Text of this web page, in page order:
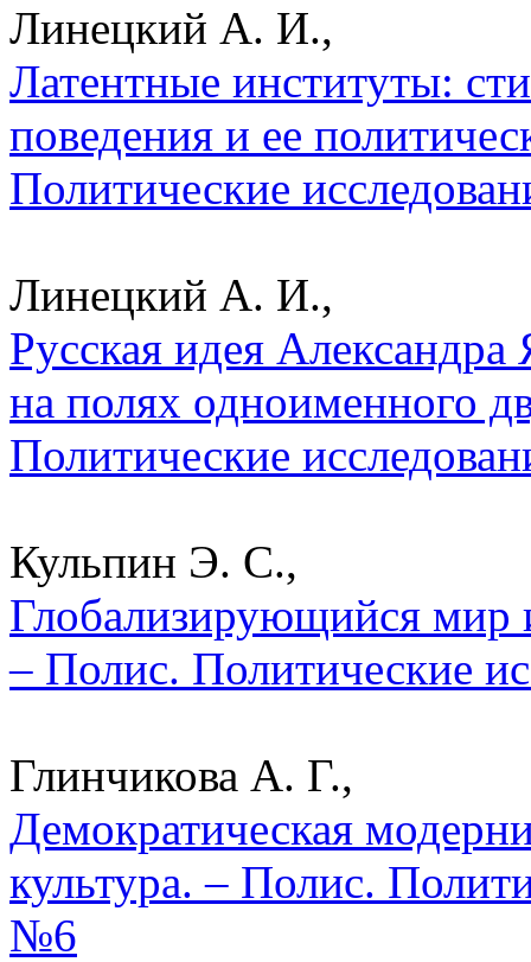
Линецкий А. И.,
Латентные институты:
поведения и ее
Политические
Линецкий А. И.,
Русская идея
на полях одноименного
Политические
Кульпин Э. С.,
Глобализирующийся мир
– Полис. Политические
Глинчикова А. Г.,
Демократическая
культура. – Полис.
№6